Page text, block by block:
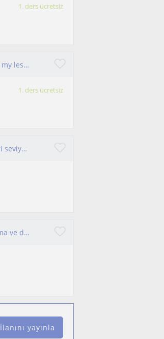
1. ders ücretsiz
Teacher is like a candle which enlighten the path of students and my lessons will help those who wanna learn conceptually, not by cramming
1. ders ücretsiz
Yeni bilgiler öğrenmeye ve bunları öğretmeye açık biriyim. Bitkileri seviyorum ve peyzaj ile ilgili bilgi vermek istiyorum.
Dersler ortaokul/lisans öğrencilerine yönelik olup ve ödev hazırlama ve diğer konularda yardımcı olabilirim.
İlanını yayınla